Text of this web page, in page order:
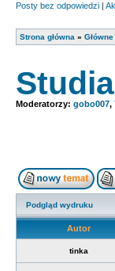
Posty bez odpowiedzi |
Strona główna » Główne
Moderatorzy: gobo007,
Podgląd wydruku
Autor
tinka